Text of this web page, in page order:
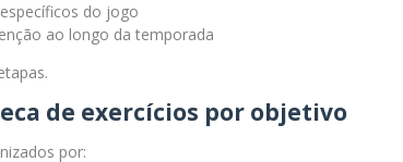
do jogo
ao longo da temporada
de exercícios por objetivo
por: